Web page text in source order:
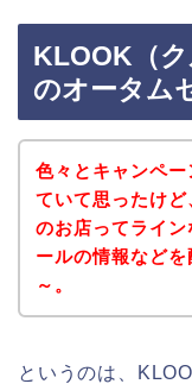
KLOOK（
のオータム
色々とキャンペ
ていて思ったけど
のお店ってライ
ールの情報など
～。
というのは、